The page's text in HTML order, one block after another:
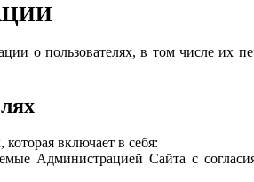
о пользователях, в том числе их
включает в себя:
Администрацией Сайта с